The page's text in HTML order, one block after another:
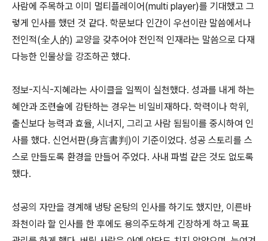
사람에 주목하고 이미 멀티플레이어(multi player)를 기대했고 그
렇게 인사를 했던 것 같다. 학문보다 인간이 우선이란 말씀에서나
전인적(全人的) 교양을 갖추어야 전인적 인재라는 말씀으로 다재
다능한 인물상을 강조하곤 했다.
정보-지식-지혜라는 사이클을 일찍이 실천했다. 성과를 내게 하는
혜안과 조련술에 감탄하는 경우는 비일비재하다. 학력이나 학위,
출신보다 능력과 효율, 시너지, 그리고 사람 됨됨이를 중시하여 인
사를 했다. 신언서판(身言書判)이 기준이었다. 성공 스토리를 스
스로 만들도록 환경을 만들어 주었다. 사내 파벌 같은 것도 없도록
했다.
성공의 자만을 경계해 냉탕 온탕의 인사를 하기도 했지만, 이른바
좌천이라 할 인사를 한 후에도 용의주도하게 긴장하게 하고 목표